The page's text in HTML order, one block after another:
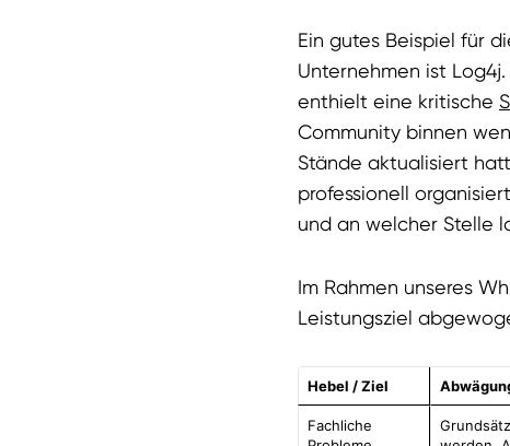
Ein gutes Beispiel für
Unternehmen ist
enthielt eine kritische
Community binnen
Stände aktualisiert
professionell
und an welcher Stelle
Im Rahmen unseres
Leistungsziel
Hebel / Ziel
Fachliche